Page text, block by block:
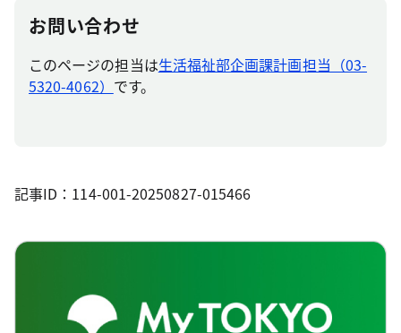
お問い合わせ
このページの担当は生活福祉部企画課計画担当（03-
5320-4062） です。
記事ID：114-001-20250827-015466